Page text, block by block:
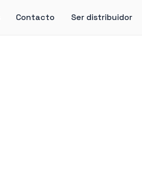
Contacto Ser distribuidor